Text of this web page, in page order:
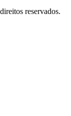
reservados.